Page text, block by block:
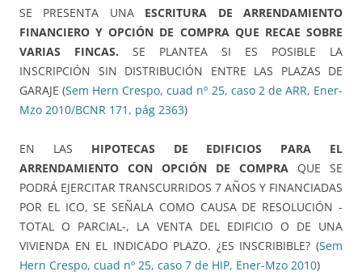
SE PRESENTA UNA ESCRITURA DE ARRENDAMIENTO
FINANCIERO Y OPCIÓN DE COMPRA QUE RECAE SOBRE
VARIAS FINCAS. SE PLANTEA SI ES POSIBLE LA
INSCRIPCIÓN SIN DISTRIBUCIÓN ENTRE LAS PLAZAS DE
GARAJE (Sem Hern Crespo, cuad nº 25, caso 2 de ARR, Ener-
Mzo 2010/BCNR 171, pág 2363)
EN LAS HIPOTECAS DE EDIFICIOS PARA EL
ARRENDAMIENTO CON OPCIÓN DE COMPRA QUE SE
PODRÁ EJERCITAR TRANSCURRIDOS 7 AÑOS Y FINANCIADAS
POR EL ICO, SE SEÑALA COMO CAUSA DE RESOLUCIÓN -
TOTAL O PARCIAL-, LA VENTA DEL EDIFICIO O DE UNA
VIVIENDA EN EL INDICADO PLAZO. ¿ES INSCRIBIBLE? (Sem
Hern Crespo, cuad nº 25, caso 7 de HIP, Ener-Mzo 2010)